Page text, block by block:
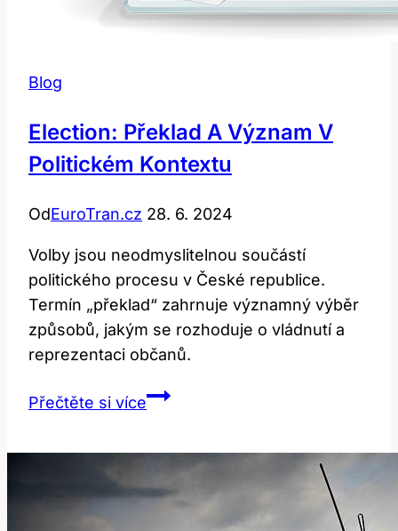
Blog
Election: Překlad A Význam V
Politickém Kontextu
OdEuroTran.cz 28. 6. 2024
Volby jsou neodmyslitelnou součástí
politického procesu v České republice.
Termín „překlad“ zahrnuje významný výběr
způsobů, jakým se rozhoduje o vládnutí a
reprezentaci občanů.
Přečtěte si víceElection:
význam
v
politickém